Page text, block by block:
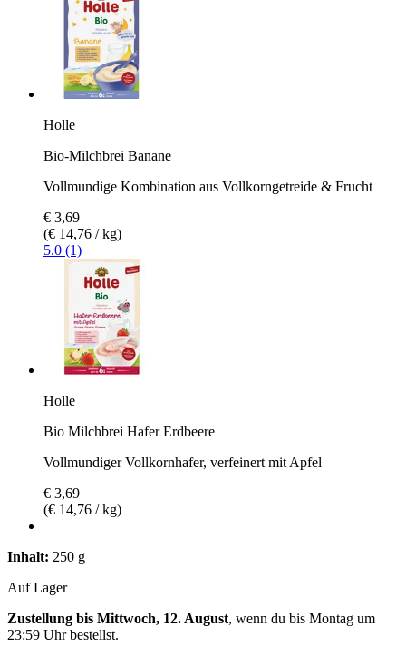
Holle
Bio-Milchbrei Banane
Vollmundige Kombination aus Vollkorngetreide & Frucht
€ 3,69
(€ 14,76 / kg)
5.0 (1)
Holle
Bio Milchbrei Hafer Erdbeere
Vollmundiger Vollkornhafer, verfeinert mit Apfel
€ 3,69
(€ 14,76 / kg)
Inhalt: 250 g
Auf Lager
Zustellung bis Mittwoch, 12. August, wenn du bis Montag um
23:59 Uhrbestellst.